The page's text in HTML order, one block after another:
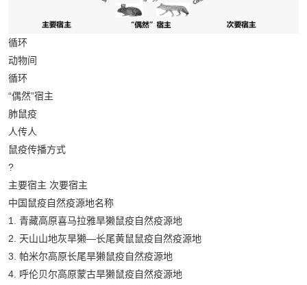
循环
动物间
循环
“偶然”宿主
肺鼠疫
人传人
鼠疫传播方式
?
主要宿主 次要宿主
中国鼠疫自然疫源地名称
1. 青藏高原喜马拉雅旱獭鼠疫自然疫源地
2. 天山山地灰旱獭—长尾黄鼠鼠疫自然疫源地
3. 帕米尔高原长尾旱獭鼠疫自然疫源地
4. 呼伦贝尔高原蒙古旱獭鼠疫自然疫源地